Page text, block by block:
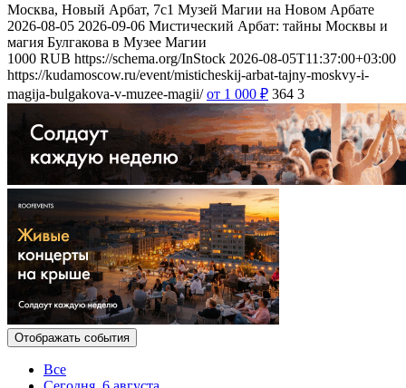
Москва, Новый Арбат, 7с1 Музей Магии на Новом Арбате
2026-08-05 2026-09-06 Мистический Арбат: тайны Москвы и
магия Булгакова в Музее Магии
1000 RUB https://schema.org/InStock 2026-08-05T11:37:00+03:00
https://kudamoscow.ru/event/misticheskij-arbat-tajny-moskvy-i-
magija-bulgakova-v-muzee-magii/ от 1 000 ₽ 364 3
Отображать события
Все